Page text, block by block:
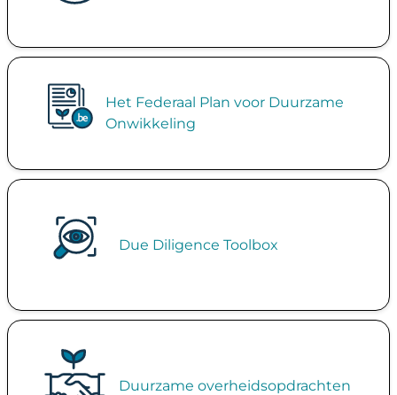
Image
Het Federaal Plan voor Duurzame
Onwikkeling
Due Diligence Toolbox
Image
Duurzame overheidsopdrachten